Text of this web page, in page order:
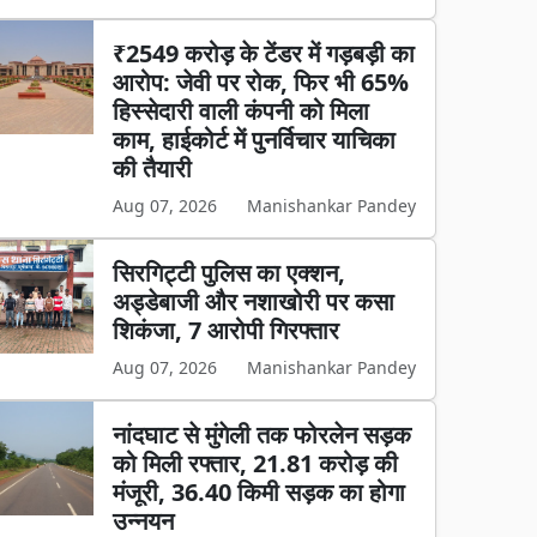
₹2549 करोड़ के टेंडर में गड़बड़ी का
आरोप: जेवी पर रोक, फिर भी 65%
हिस्सेदारी वाली कंपनी को मिला
काम, हाईकोर्ट में पुनर्विचार याचिका
की तैयारी
Aug 07, 2026 Manishankar Pandey
सिरगिट्टी पुलिस का एक्शन,
अड्डेबाजी और नशाखोरी पर कसा
शिकंजा, 7 आरोपी गिरफ्तार
Aug 07, 2026 Manishankar Pandey
नांदघाट से मुंगेली तक फोरलेन सड़क
को मिली रफ्तार, 21.81 करोड़ की
मंजूरी, 36.40 किमी सड़क का होगा
उन्नयन